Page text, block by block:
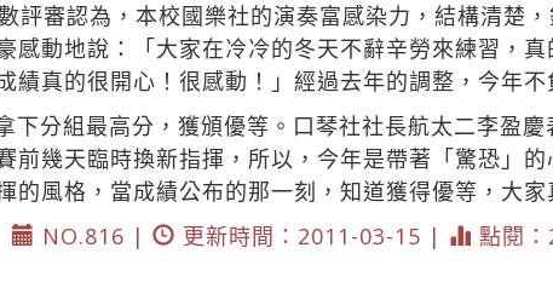
評審認為，本校國樂社的演奏富感染力，結構清楚
動地說：「大家在冷冷的冬天不辭辛勞來練習，
真的很開心！很感動！」經過去年的調整，今年不
下分組最高分，獲頒優等。口琴社社長航太二李盈
前幾天臨時換新指揮，所以，今年是帶著「驚恐」
風格，當成績公布的那一刻，知道獲得優等，大家
NO.816 |
更新時間：2011-03-15 | 點閱